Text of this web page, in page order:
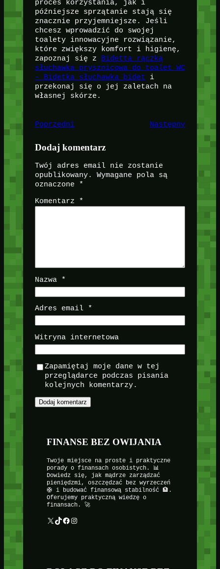
proces korzystania, jak i
późniejsze sprzątanie stają się
znacznie przyjemniejsze. Jeśli
chcesz wprowadzić do swojej
toalety innowacyjne rozwiązanie,
które zwiększy komfort i higienę,
zapoznaj się z Bidetta rączką
słuchawka prysznicowa do toalet WC
– Bidetka słuchawka bidet i
przekonaj się o jej zaletach na
własnej skórze.
Poprzedni Następny
Dodaj komentarz
Twój adres email nie zostanie
opublikowany.
Wymagane pola są
oznaczone
*
Komentarz *
Nazwa *
Adres email *
Witryna internetowa
Zapamiętaj moje dane w tej
przeglądarce podczas pisania
kolejnych komentarzy.
FINANSE BEZ OWIJANIA
Twoje miejsce na proste i praktyczne
porady o finansach osobistych. 📊
Dowiedz się, jak mądrze zarządzać
pieniędzmi, oszczędzać bez wyrzeczeń
🛟 i budować finansową stabilność 🏦.
Oferujemy praktyczną wiedzę o
finansach. 🚀
X TikTok Facebook Instagram